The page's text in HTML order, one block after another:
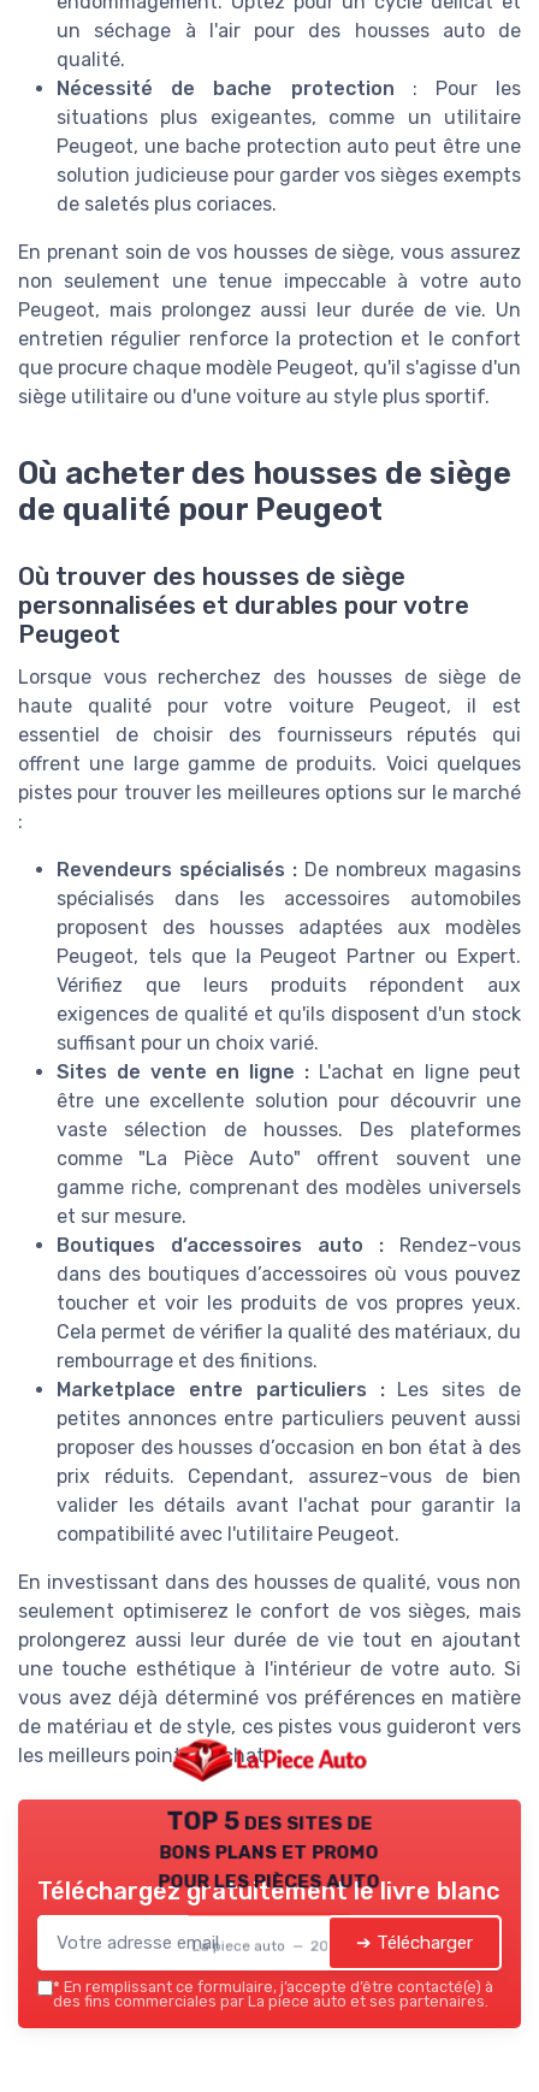
un séchage à l'air pour des housses auto de
qualité.
Nécessité de bache protection : Pour les
situations plus exigeantes, comme un utilitaire
Peugeot, une bache protection auto peut être une
solution judicieuse pour garder vos sièges exempts
de saletés plus coriaces.
En prenant soin de vos housses de siège, vous assurez
non seulement une tenue impeccable à votre auto
Peugeot, mais prolongez aussi leur durée de vie. Un
entretien régulier renforce la protection et le confort
que procure chaque modèle Peugeot, qu'il s'agisse d'un
siège utilitaire ou d'une voiture au style plus sportif.
Où acheter des housses de siège
de qualité pour Peugeot
Où trouver des housses de siège
personnalisées et durables pour votre
Peugeot
Lorsque vous recherchez des housses de siège de
haute qualité pour votre voiture Peugeot, il est
essentiel de choisir des fournisseurs réputés qui
offrent une large gamme de produits. Voici quelques
pistes pour trouver les meilleures options sur le marché
:
Revendeurs spécialisés : De nombreux magasins
spécialisés dans les accessoires automobiles
proposent des housses adaptées aux modèles
Peugeot, tels que la Peugeot Partner ou Expert.
Vérifiez que leurs produits répondent aux
exigences de qualité et qu'ils disposent d'un stock
suffisant pour un choix varié.
Sites de vente en ligne :L'achat en ligne peut
être une excellente solution pour découvrir une
vaste sélection de housses. Des plateformes
comme "La Pièce Auto" offrent souvent une
gamme riche, comprenant des modèles universels
et sur mesure.
Boutiques d’accessoires auto : Rendez-vous
dans des boutiques d’accessoires où vous pouvez
toucher et voir les produits de vos propres yeux.
Cela permet de vérifier la qualité des matériaux, du
rembourrage et des finitions.
Marketplace entre particuliers :Les sites de
petites annonces entre particuliers peuvent aussi
proposer des housses d’occasion en bon état à des
prix réduits. Cependant, assurez-vous de bien
valider les détails avant l'achat pour garantir la
compatibilité avec l'utilitaire Peugeot.
En investissant dans des housses de qualité, vous non
seulement optimiserez le confort de vos sièges, mais
prolongerez aussi leur durée de vie tout en ajoutant
une touche esthétique à l'intérieur de votre auto. Si
vous avez déjà déterminé vos préférences en matière
de matériau et de style, ces pistes vous guideront vers
les meilleurs points d'achat.
TOP 5 des sites de
bons plans et promo
pour les pièces auto
La piece auto — 2026
Téléchargez gratuitement le livre blanc
➔ Télécharger
* En remplissant ce formulaire, j’accepte d’être contacté(e) à
des fins commerciales par La piece auto et ses partenaires.